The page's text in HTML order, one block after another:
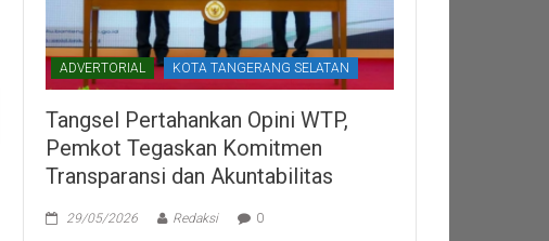
ADVERTORIAL KOTA TANGERANG SELATAN
Tangsel Pertahankan Opini WTP,
Pemkot Tegaskan Komitmen
Transparansi dan Akuntabilitas
29/05/2026 Redaksi 0